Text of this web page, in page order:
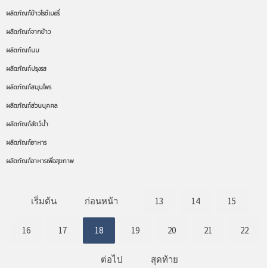
ผลิตภัณฑ์ข้าวไรซ์เบอรี่
ผลิตภัณฑ์จากข้าว
ผลิตภัณฑ์นม
ผลิตภัณฑ์ปรุงรส
ผลิตภัณฑ์สมุนไพร
ผลิตภัณฑ์ส่วนบุคคล
ผลิตภัณฑ์สัตว์น้ำ
ผลิตภัณฑ์อาหาร
ผลิตภัณฑ์อาหารเพื่อสุขภาพ
เริ่มต้น ก่อนหน้า 13 14 15
16 17 18 19 20 21 22
ต่อไป สุดท้าย